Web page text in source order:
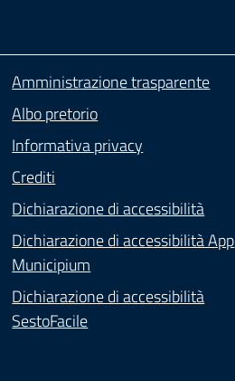
Amministrazione trasparente
Albo pretorio
Informativa privacy
Crediti
Dichiarazione di accessibilità
Dichiarazione di accessibilità App
Municipium
Dichiarazione di accessibilità
SestoFacile